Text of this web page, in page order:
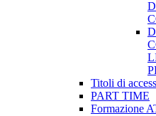
Titoli di
PART TIME
Formazione